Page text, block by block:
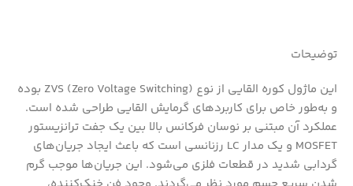
توضیحات
این ماژول کوره القایی از نوع ZVS (Zero Voltage Switching) بوده
و به‌طور خاص برای کاربردهای گرمایش القایی طراحی شده است.
عملکرد آن مبتنی بر نوسان فرکانس بالا بین یک جفت ترانزیستور
MOSFET و یک مدار LC رزنانسی است که باعث ایجاد جریان‌های
گردابی شدید در قطعات فلزی می‌شود. این جریان‌ها موجب گرم